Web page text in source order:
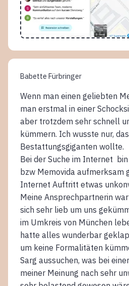
Babette Fürbringer
Wenn man einen geliebten
man erstmal in einer
aber trotzdem sehr schnell
kümmern. Ich wusste nur,
Bestattungsgiganten wollte.
Bei der Suche im Internet
bzw Memovida aufmerksam
Internet Auftritt etwas
Meine Ansprechpartnerin
sich sehr lieb um uns
im Umkreis von München
hatte alles wunderbar
um keine Formalitäten
Sarg aussuchen, was bei
meiner Meinung nach sehr